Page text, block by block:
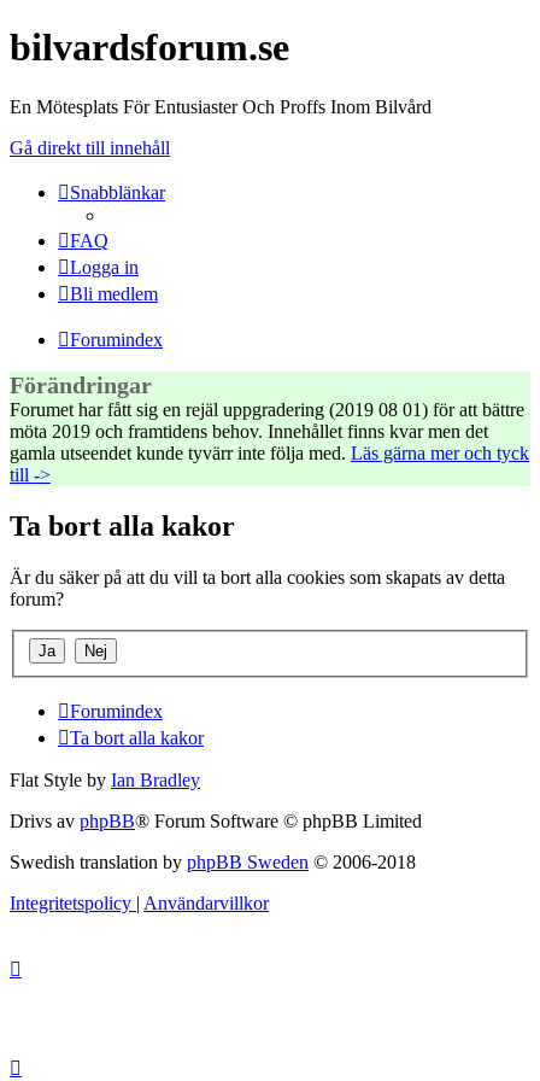
bilvardsforum.se
En Mötesplats För Entusiaster Och Proffs Inom Bilvård
Gå direkt till innehåll
Snabblänkar
FAQ
Logga in
Bli medlem
Forumindex
Förändringar
Forumet har fått sig en rejäl uppgradering (2019 08 01) för att bättre
möta 2019 och framtidens behov. Innehållet finns kvar men det
gamla utseendet kunde tyvärr inte följa med. Läs gärna mer och tyck
till ->
Ta bort alla kakor
Är du säker på att du vill ta bort alla cookies som skapats av detta
forum?
Forumindex
Ta bort alla kakor
Flat Style by Ian Bradley
Drivs av phpBB® Forum Software © phpBB Limited
Swedish translation by phpBB Sweden © 2006-2018
Integritetspolicy | Användarvillkor